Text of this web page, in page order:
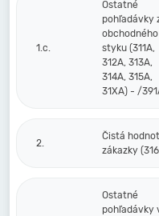
1.c.
Ostatné
pohľadávky
obchodného
styku (311A,
312A, 313A,
314A, 315A,
31XA) - /
2.
Čistá
zákazky
Ostatné
pohľadávky